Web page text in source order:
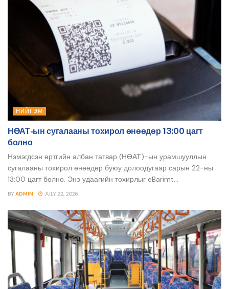
НИЙГЭМ
НӨАТ-ын сугалааны тохирол өнөөдөр 13:00 цагт
болно
Нэмэгдсэн өртгийн албан татвар (НӨАТ)-ын урамшууллын
сугалааны тохирол өнөөдөр буюу долоодугаар сарын 22-ны
13:00 цагт болно. Энэ удаагийн тохирлыг eBarimt...
BY ADMIN JULY 22, 2026